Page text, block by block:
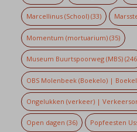
Marcellinus (School)(33)
Momentum (mortuarium)(35)
Museum Buurtspoorweg (MBS)
OBS Molenbeek (Boekelo) |
Ongelukken (verkeer) |
Open dagen (36) Popfeesten